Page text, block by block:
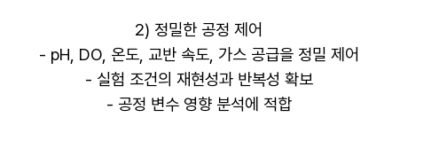
2) 정밀한 공정 제어
- pH, DO, 온도, 교반 속도, 가스 공급을 정밀 제어
- 실험 조건의 재현성과 반복성 확보
- 공정 변수 영향 분석에 적합